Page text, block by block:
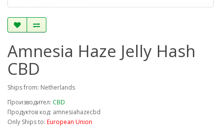
Amnesia Haze Jelly Hash
CBD
Ships from: Netherlands
Производител: CBD
Продуктов код: amnesiahazecbd
Only Ships to: European Union